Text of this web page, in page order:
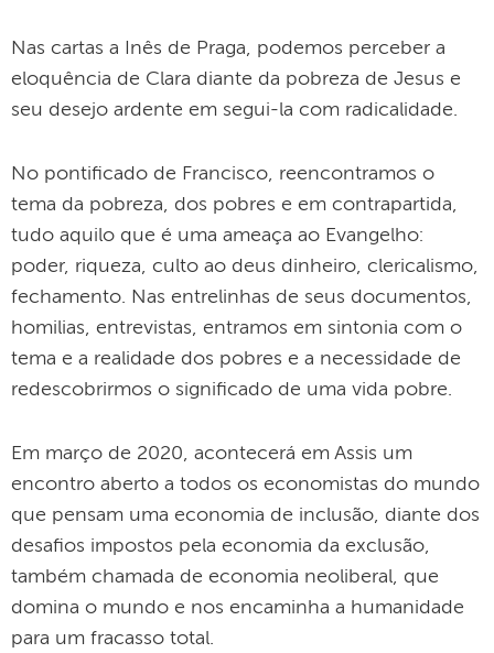
Nas cartas a Inês de Praga, podemos perceber a
eloquência de Clara diante da pobreza de Jesus e
seu desejo ardente em segui-la com radicalidade.
No pontificado de Francisco, reencontramos o
tema da pobreza, dos pobres e em contrapartida,
tudo aquilo que é uma ameaça ao Evangelho:
poder, riqueza, culto ao deus dinheiro, clericalismo,
fechamento. Nas entrelinhas de seus documentos,
homilias, entrevistas, entramos em sintonia com o
tema e a realidade dos pobres e a necessidade de
redescobrirmos o significado de uma vida pobre.
Em março de 2020, acontecerá em Assis um
encontro aberto a todos os economistas do mundo
que pensam uma economia de inclusão, diante dos
desafios impostos pela economia da exclusão,
também chamada de economia neoliberal, que
domina o mundo e nos encaminha a humanidade
para um fracasso total.